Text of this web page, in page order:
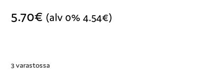
5.70€ (alv 0%4.54€)
3 varastossa